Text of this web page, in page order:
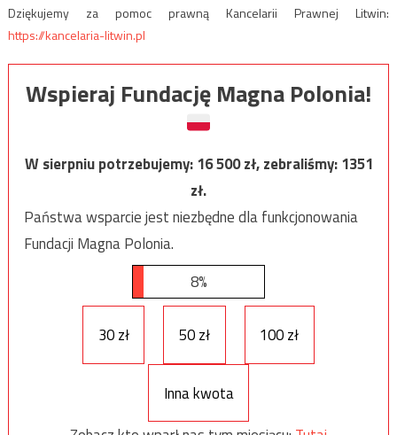
Dziękujemy za pomoc prawną Kancelarii Prawnej Litwin:
https://kancelaria-litwin.pl
Wspieraj Fundację Magna Polonia!
W sierpniu potrzebujemy:16 500zł, zebraliśmy:1351
zł.
Państwa wsparcie jest niezbędne dla funkcjonowania
Fundacji Magna Polonia.
8%
30 zł 50 zł 100 zł
Inna kwota